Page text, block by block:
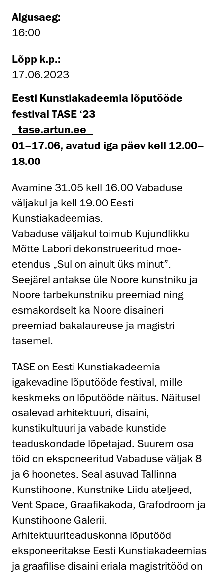
Algusaeg:
16:00
Lõpp k.p.:
17.06.2023
Eesti Kunstiakadeemia lõputööde
festival TASE ‘23
tase.artun.ee
01–17.06, avatud iga päev kell 12.00–
18.00
Avamine 31.05 kell 16.00 Vabaduse
väljakul ja kell 19.00 Eesti
Kunstiakadeemias.
Vabaduse väljakul toimub Kujundlikku
Mõtte Labori dekonstrueeritud moe-
etendus „Sul on ainult üks minut”.
Seejärel antakse üle Noore kunstniku ja
Noore tarbekunstniku preemiad ning
esmakordselt ka Noore disaineri
preemiad bakalaureuse ja magistri
tasemel.
TASE on Eesti Kunstiakadeemia
igakevadine lõputööde festival, mille
keskmeks on lõputööde näitus. Näitusel
osalevad arhitektuuri, disaini,
kunstikultuuri ja vabade kunstide
teaduskondade lõpetajad. Suurem osa
töid on eksponeeritud Vabaduse väljak 8
ja 6 hoonetes. Seal asuvad Tallinna
Kunstihoone, Kunstnike Liidu ateljeed,
Vent Space, Graafikakoda, Grafodroom ja
Kunstihoone Galerii.
Arhitektuuriteaduskonna lõputööd
eksponeeritakse Eesti Kunstiakadeemias
ja graafilise disaini eriala magistritööd on